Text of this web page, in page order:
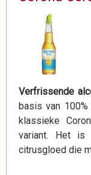
Verfrissende
basis van
klassieke
variant. Het is
citrusgloed die